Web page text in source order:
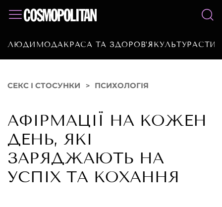
ЛЮДИ МОДАКРАСА ТА ЗДОРОВ’Я КУЛЬТУРА
СЕКС І СТОСУНКИ ПСИХОЛОГІЯ
АФІРМАЦІЇ НА КОЖЕН
ДЕНЬ, ЯКІ
ЗАРЯДЖАЮТЬ НА
УСПІХ ТА КОХАННЯ